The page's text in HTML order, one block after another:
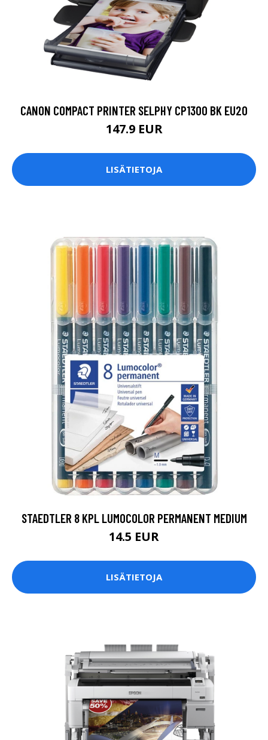
CANON COMPACT PRINTER SELPHY CP1300 BK EU20
147.9 EUR
LISÄTIETOJA
STAEDTLER 8 KPL LUMOCOLOR PERMANENT MEDIUM
14.5 EUR
LISÄTIETOJA